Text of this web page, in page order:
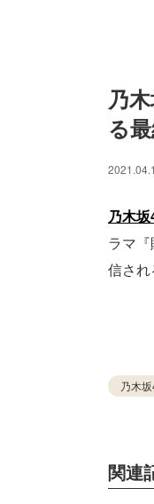
乃
る
乃木
ラマ
信され
乃木
関連